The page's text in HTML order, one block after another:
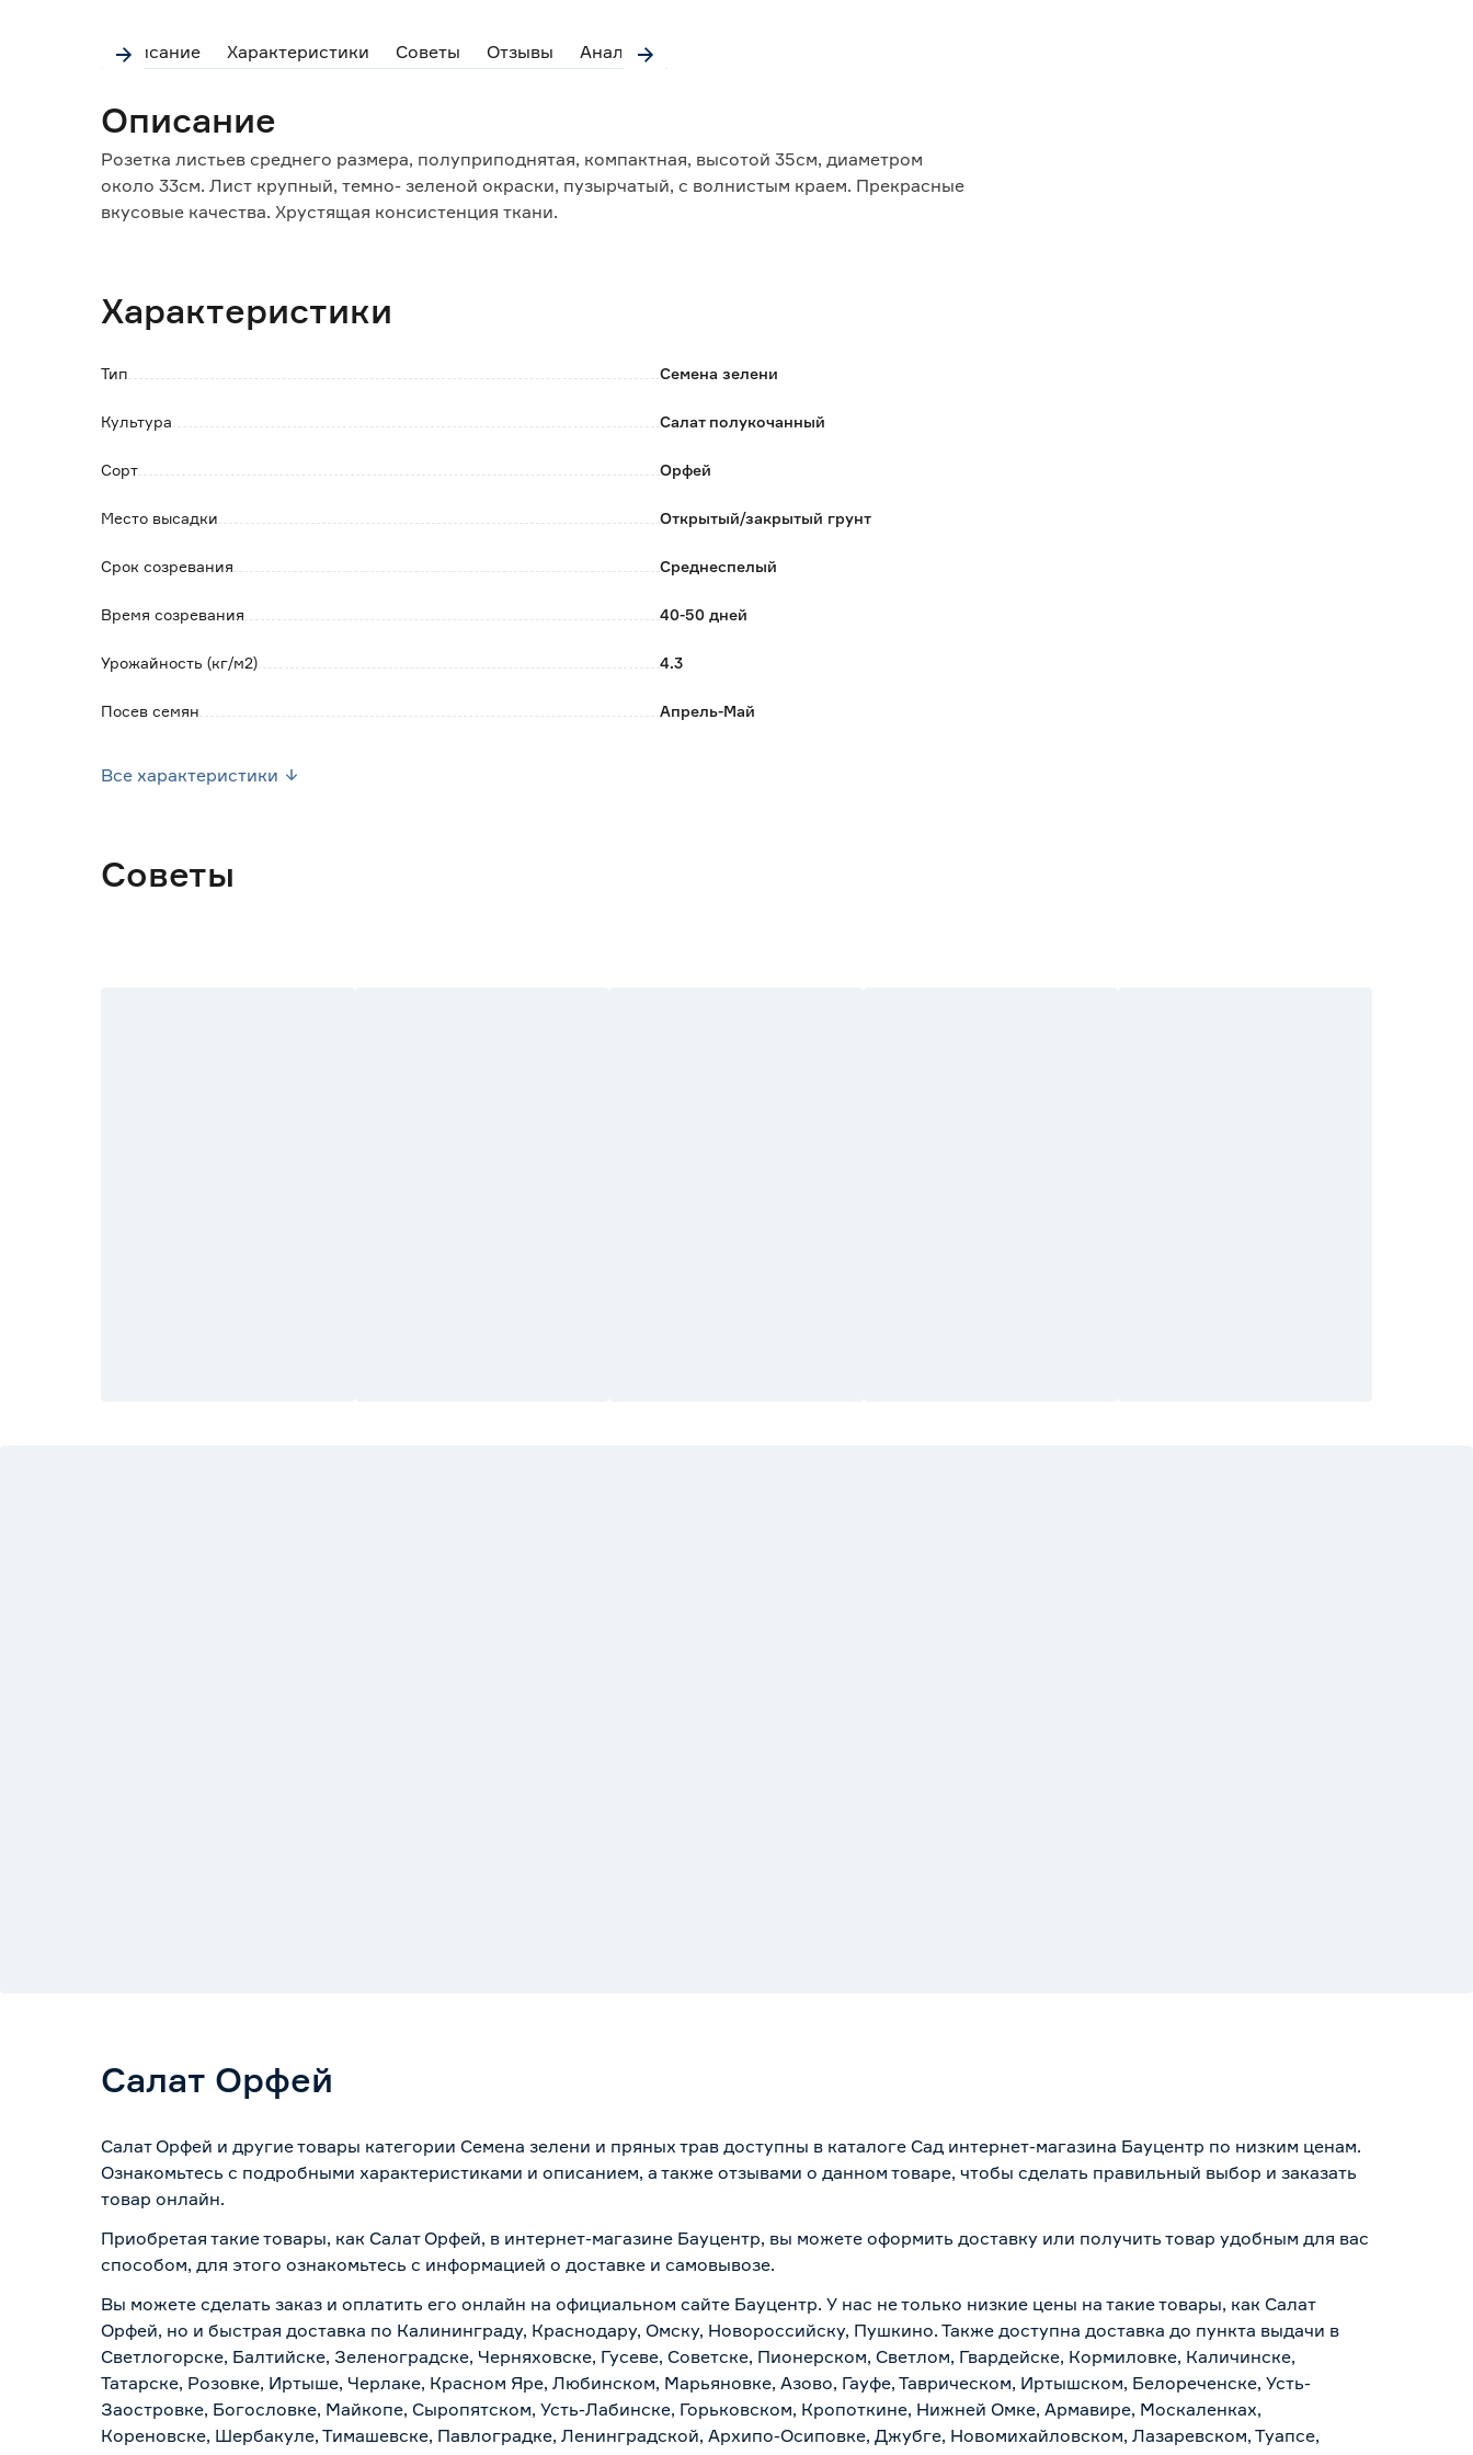
Описание Характеристики Советы Отзывы Аналоги
Описание
Розетка листьев среднего размера, полуприподнятая, компактная, высотой 35см, диаметром
около 33см. Лист крупный, темно- зеленой окраски, пузырчатый, с волнистым краем. Прекрасные
вкусовые качества. Хрустящая консистенция ткани.
Характеристики
Тип Семена зелени
Культура Салат полукочанный
Сорт Орфей
Место высадки Открытый/закрытый грунт
Срок созревания Среднеспелый
Время созревания 40-50 дней
Урожайность (кг/м2) 4.3
Посев семян Апрель-Май
Все характеристики
Советы
Салат Орфей
Салат Орфей и другие товары категории Семена зелени и пряных трав доступны в каталоге Сад интернет-магазина Бауцентр по низким ценам.
Ознакомьтесь с подробными характеристиками и описанием, а также отзывами о данном товаре, чтобы сделать правильный выбор и заказать
товар онлайн.
Приобретая такие товары, как Салат Орфей, в интернет-магазине Бауцентр, вы можете оформить доставку или получить товар удобным для вас
способом, для этого ознакомьтесь с информацией о доставке и самовывозе.
Вы можете сделать заказ и оплатить его онлайн на официальном сайте Бауцентр. У нас не только низкие цены на такие товары, как Салат
Орфей, но и быстрая доставка по Калининграду, Краснодару, Омску, Новороссийску, Пушкино. Также доступна доставка до пункта выдачи в
Светлогорске, Балтийске, Зеленоградске, Черняховске, Гусеве, Советске, Пионерском, Светлом, Гвардейске, Кормиловке, Каличинске,
Татарске, Розовке, Иртыше, Черлаке, Красном Яре, Любинском, Марьяновке, Азово, Гауфе, Таврическом, Иртышском, Белореченске, Усть-
Заостровке, Богословке, Майкопе, Сыропятском, Усть-Лабинске, Горьковском, Кропоткине, Нижней Омке, Армавире, Москаленках,
Кореновске, Шербакуле, Тимашевске, Павлоградке, Ленинградской, Архипо-Осиповке, Джубге, Новомихайловском, Лазаревском, Туапсе,